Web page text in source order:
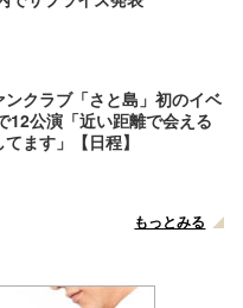
クラブ「さと島」初のイベ
12公演「近い距離で会える
ます」【日程】
もっとみる